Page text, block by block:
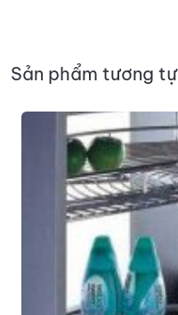
Sản phẩm tương tự